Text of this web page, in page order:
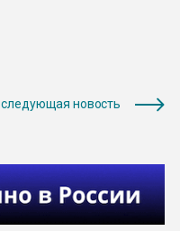
следующая новость